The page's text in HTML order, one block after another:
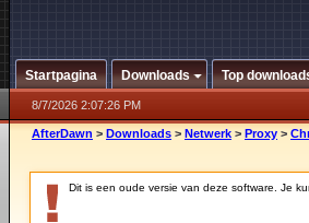
Startpagina Downloads Top
8/7/2026 2:07:26 PM
AfterDawn > Downloads > Netwerk > Proxy >
Dit is een oude versie van deze software. Je